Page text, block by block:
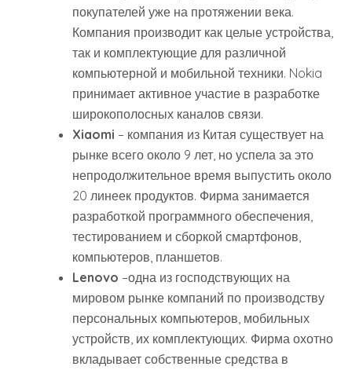
покупателей уже на протяжении века.
Компания производит как целые устройства,
так и комплектующие для различной
компьютерной и мобильной техники. Nokia
принимает активное участие в разработке
широкополосных каналов связи.
Xiaomi – компания из Китая существует на
рынке всего около 9 лет, но успела за это
непродолжительное время выпустить около
20 линеек продуктов. Фирма занимается
разработкой программного обеспечения,
тестированием и сборкой смартфонов,
компьютеров, планшетов.
Lenovo –одна из господствующих на
мировом рынке компаний по производству
персональных компьютеров, мобильных
устройств, их комплектующих. Фирма охотно
вкладывает собственные средства в